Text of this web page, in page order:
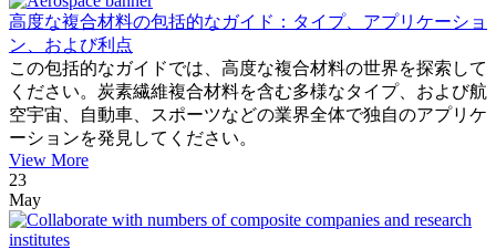
高度な複合材料の包括的なガイド：タイプ、アプリケーショ
ン、および利点
この包括的なガイドでは、高度な複合材料の世界を探索して
ください。炭素繊維複合材料を含む多様なタイプ、および航
空宇宙、自動車、スポーツなどの業界全体で独自のアプリケ
ーションを発見してください。
View More
23
May